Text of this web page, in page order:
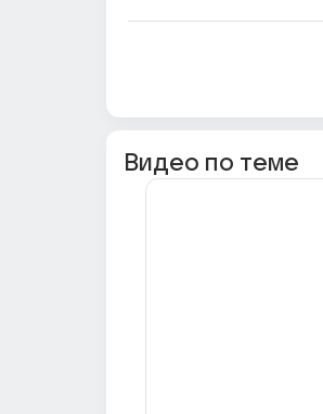
Видео по теме